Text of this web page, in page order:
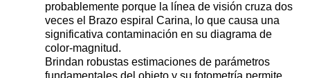
probablemente porque la línea de visión cruza dos
veces el Brazo espiral Carina, lo que causa una
significativa contaminación en su diagrama de
color-magnitud.
Brindan robustas estimaciones de parámetros
fundamentales del objeto y su fotometría permite